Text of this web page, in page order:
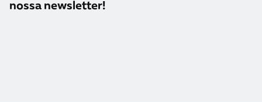
nossa newsletter!